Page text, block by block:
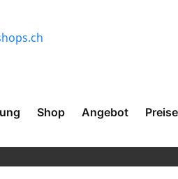
Shop Angebot Preise